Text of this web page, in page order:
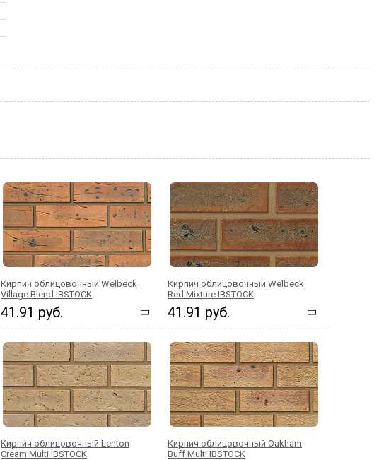
Кирпич облицовочный Welbeck
Village Blend IBSTOCK
41.91 руб.
Кирпич облицовочный Welbeck
Red Mixture IBSTOCK
41.91 руб.
Кирпич облицовочный Lenton
Cream Multi IBSTOCK
Кирпич облицовочный Oakham
Buff Multi IBSTOCK